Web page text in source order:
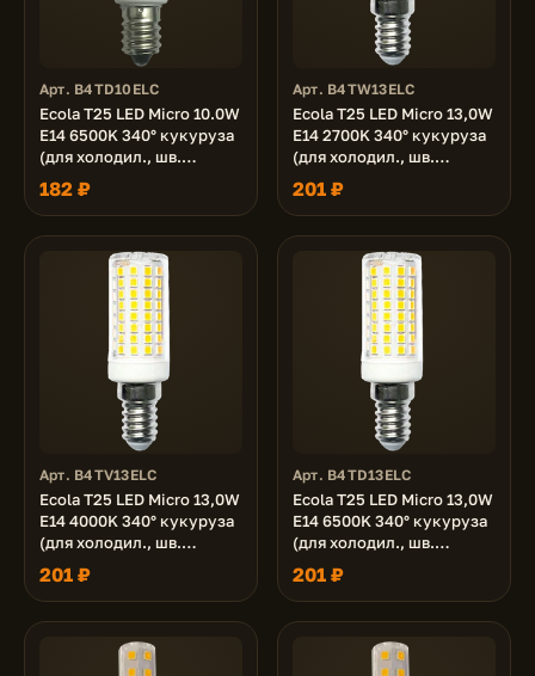
Арт. B4TD10ELC
Ecola T25 LED Micro 10.0W
E14 6500K 340° кукуруза
(для холодил., шв.
машинки и т.д.) 65x18 mm
182 ₽
Арт. B4TW13ELC
Ecola T25 LED Micro 13,0W
E14 2700K 340° кукуруза
(для холодил., шв.
машинки и т.д.) 78x19 mm
201 ₽
Арт. B4TV13ELC
Ecola T25 LED Micro 13,0W
E14 4000K 340° кукуруза
(для холодил., шв.
машинки и т.д.) 78x19 mm
201 ₽
Арт. B4TD13ELC
Ecola T25 LED Micro 13,0W
E14 6500K 340° кукуруза
(для холодил., шв.
машинки и т.д.) 78x19 mm
201 ₽